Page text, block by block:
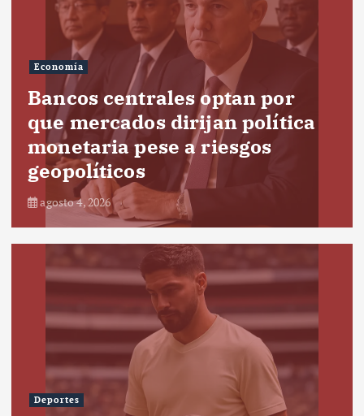
Economía
Bancos centrales optan por
que mercados dirijan política
monetaria pese a riesgos
geopolíticos
agosto 4, 2026
Deportes